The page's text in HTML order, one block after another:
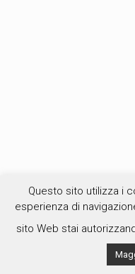
Questo sito utilizza i
esperienza di
sito Web stai